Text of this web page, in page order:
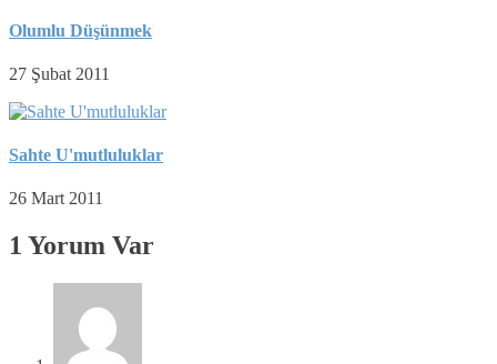
Olumlu Düşünmek
27 Şubat 2011
Sahte U'mutluluklar
26 Mart 2011
1 Yorum Var